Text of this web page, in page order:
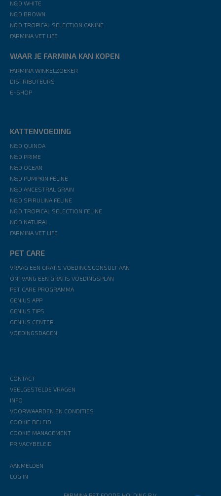
N&D WHITE
N&D BROWN
N&D TROPICAL SELECTION CANINE
FARMINA VET LIFE
WAAR JE FARMINA KAN KOPEN
FARMINA WINKELZOEKER
DISTRIBUTEURS
E-SHOP
KATTENVOEDING
N&D QUINOA
N&D PRIME
N&D OCEAN
N&D PUMPKIN FELINE
N&D ANCESTRAL GRAIN
N&D SPIRULINA FELINE
N&D TROPICAL SELECTION FELINE
N&D NATURAL
FARMINA VET LIFE
PET CARE
VRAAG EEN GRATIS VOEDINGSCONSULT AAN
ONTVANG EEN GRATIS VOEDINGSPLAN
PET CARE PROGRAMMA
GENIUS APP
GENIUS TIPS
GENIUS CENTER
VOEDINGSDAGEN
CONTACT
VEELGESTELDE VRAGEN
INFO
VOORWAARDEN EN CONDITIES
COOKIE BELEID
COOKIE MANAGEMENT
PRIVACYBELEID
AANMELDEN
LOG IN